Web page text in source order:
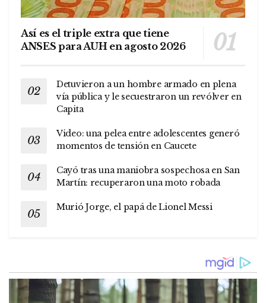
Así es el triple extra que tiene
ANSES para AUH en agosto 2026
Detuvieron a un hombre armado en plena
vía pública y le secuestraron un revólver en
Capita
Video: una pelea entre adolescentes generó
momentos de tensión en Caucete
Cayó tras una maniobra sospechosa en San
Martín: recuperaron una moto robada
Murió Jorge, el papá de Lionel Messi